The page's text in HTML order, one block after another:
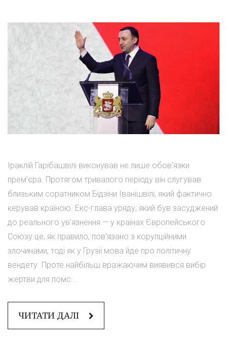
Іраклій Гарібашвілі виконував не лише обов'язки
прем'єра. Протягом тривалого періоду він слугував
близьким соратником Бідзіни Іванішвілі, який фактично
керував країною. Екс-глава уряду, який був засуджений
до реального ув'язнення — у країнах Європейського
Союзу це, як правило, пов'язано з корупційними
злочинами, тоді як у Грузії мова йде про політичну
вендету. Проте найбільш вражаючим виявився вибір
жертви для помс...
ЧИТАТИ ДАЛІ